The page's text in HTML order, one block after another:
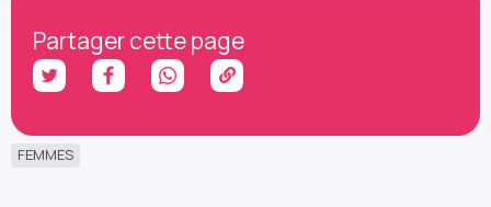
Partager cette page
FEMMES